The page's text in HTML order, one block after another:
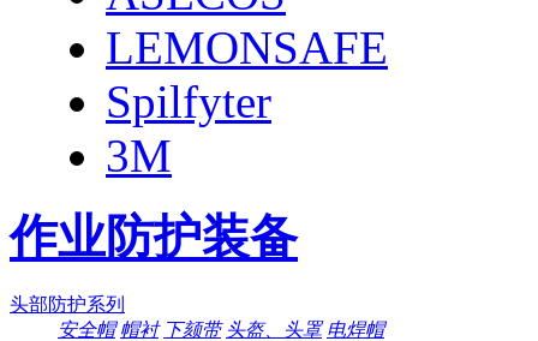
LEMONSAFE
Spilfyter
3M
作业防护装备
头部防护系列
安全帽 帽衬 下颏带 头盔、头罩 电焊帽